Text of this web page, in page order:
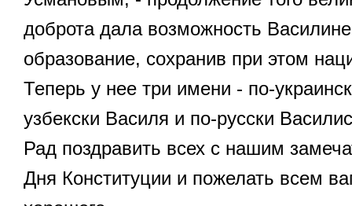
доброта дала возможность
образование, сохранив при этом
Теперь у нее три имени - по-
узбекски Василя и по-русски
Рад поздравить всех с нашим
Дня Конституции и пожелать всем